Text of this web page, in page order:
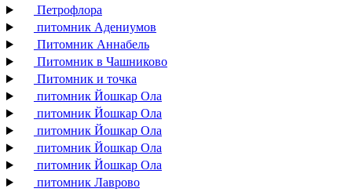
Петрофлора
питомник Адениумов
Питомник Аннабель
Питомник в Чашниково
Питомник и точка
питомник Йошкар Ола
питомник Йошкар Ола
питомник Йошкар Ола
питомник Йошкар Ола
питомник Йошкар Ола
питомник Лаврово